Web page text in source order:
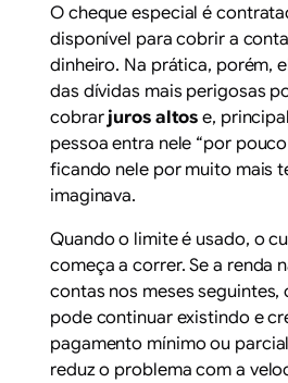
O cheque especial é
disponível para cobrir a
dinheiro. Na prática, porém,
das dívidas mais perigosas
cobrar juros altos e,
pessoa entra nele “por
ficando nele por muito mais
imaginava.
Quando o limite é usado, o
começa a correr. Se a renda
contas nos meses seguintes,
pode continuar existindo e
pagamento mínimo ou
reduz o problema com a